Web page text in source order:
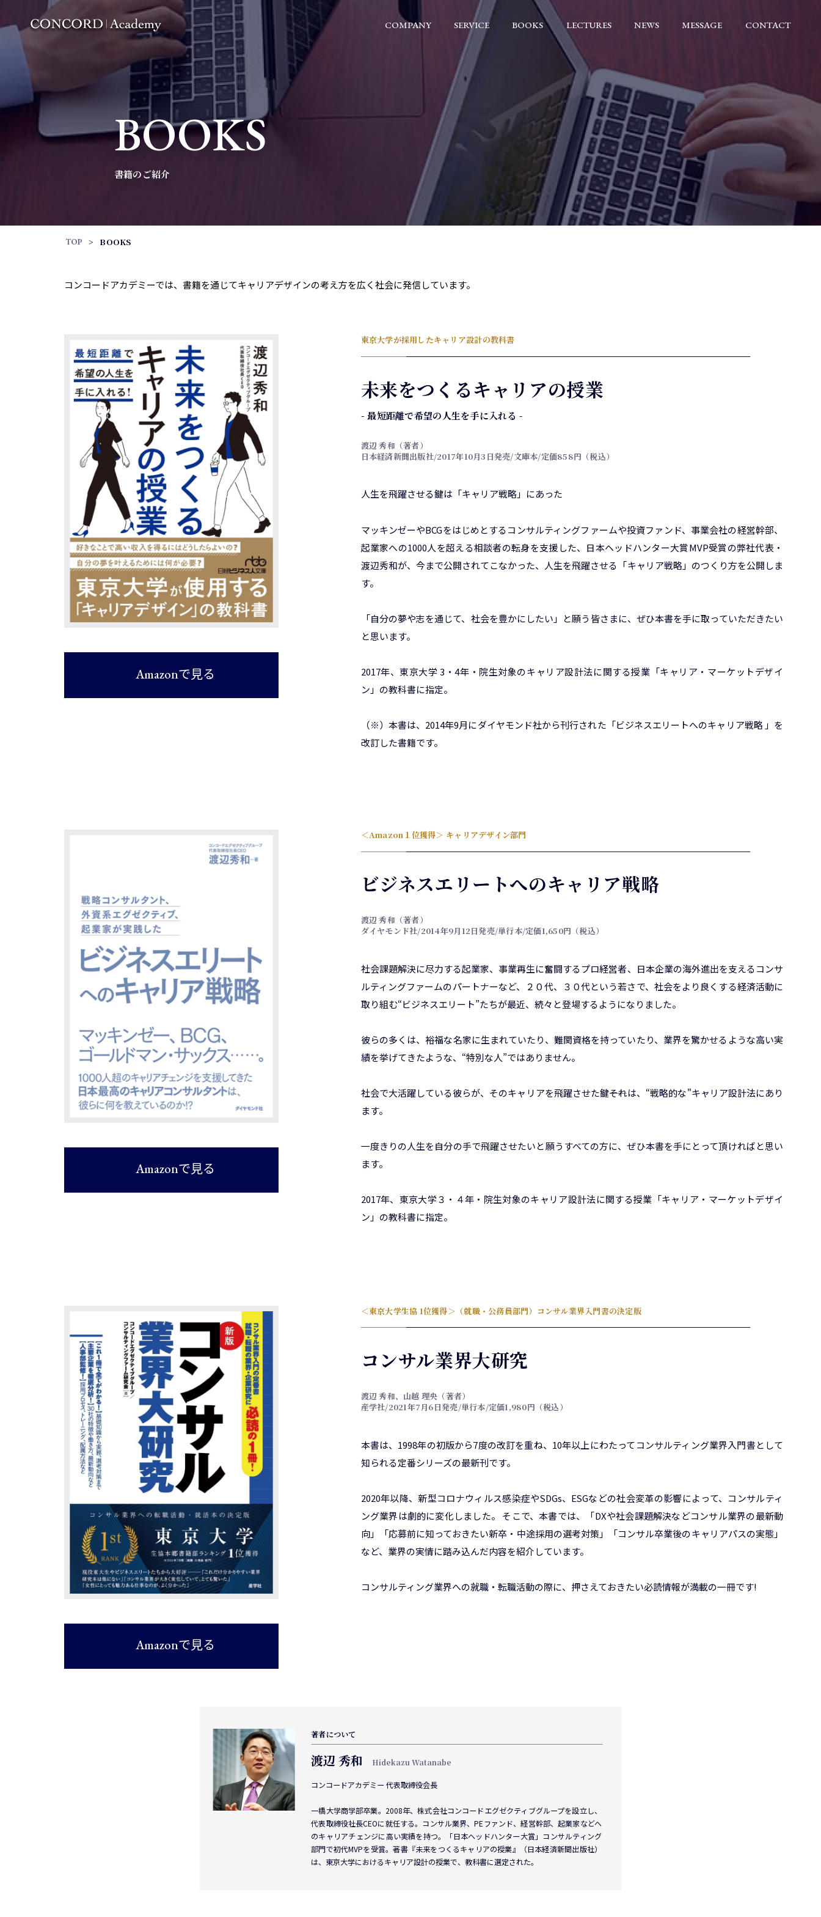
COMPANY SERVICE BOOKS LECTURES NEWS MESSAGE CONTACT
BOOKS
書籍のご紹介
TOP BOOKS
コンコードアカデミーでは、書籍を通じてキャリアデザインの考え方を広く社会に発信しています。
Amazonで見る
東京大学が採用したキャリア設計の教科書
未来をつくるキャリアの授業
- 最短距離で希望の人生を手に入れる -
渡辺 秀和（著者）
日本経済新聞出版社/2017年10月3日発売/文庫本/定価858円（税込）
人生を飛躍させる鍵は「キャリア戦略」にあった
マッキンゼーやBCGをはじめとするコンサルティングファームや投資ファンド、事業会社の経営幹部、
起業家への1000人を超える相談者の転身を支援した、日本ヘッドハンター大賞MVP受賞の弊社代表・
渡辺秀和が、今まで公開されてこなかった、人生を飛躍させる「キャリア戦略」のつくり方を公開しま
す。
「自分の夢や志を通じて、社会を豊かにしたい」と願う皆さまに、ぜひ本書を手に取っていただきたい
と思います。
2017年、東京大学 3・4年・院生対象のキャリア設計法に関する授業「キャリア・マーケットデザイ
ン」の教科書に指定。
（※）本書は、2014年9月にダイヤモンド社から刊行された「ビジネスエリートへのキャリア戦略 」を
改訂した書籍です。
Amazonで見る
＜Amazon１位獲得＞ キャリアデザイン部門
ビジネスエリートへのキャリア戦略
渡辺 秀和（著者）
ダイヤモンド社/2014年9月12日発売/単行本/定価1,650円（税込）
社会課題解決に尽力する起業家、事業再生に奮闘するプロ経営者、日本企業の海外進出を支えるコンサ
ルティングファームのパートナーなど、２０代、３０代という若さで、社会をより良くする経済活動に
取り組む“ビジネスエリート”たちが最近、続々と登場するようになりました。
彼らの多くは、裕福な名家に生まれていたり、難関資格を持っていたり、業界を驚かせるような高い実
績を挙げてきたような、“特別な人”ではありません。
社会で大活躍している彼らが、そのキャリアを飛躍させた鍵――それは、“戦略的な"キャリア設計法にあり
ます。
一度きりの人生を自分の手で飛躍させたいと願うすべての方に、ぜひ本書を手にとって頂ければと思い
ます。
2017年、東京大学３・４年・院生対象のキャリア設計法に関する授業「キャリア・マーケットデザイ
ン」の教科書に指定。
Amazonで見る
＜東京大学生協 1位獲得＞（就職・公務員部門）コンサル業界入門書の決定版
コンサル業界大研究
渡辺 秀和、山越 理央（著者）
産学社/2021年7月6日発売/単行本/定価1,980円（税込）
本書は、1998年の初版から7度の改訂を重ね、10年以上にわたってコンサルティング業界入門書として
知られる定番シリーズの最新刊です。
2020年以降、新型コロナウィルス感染症やSDGs、ESGなどの社会変革の影響によって、コンサルティ
ング業界は劇的に変化しました。 そこで、本書では、「DXや社会課題解決などコンサル業界の最新動
向」「応募前に知っておきたい新卒・中途採用の選考対策」「コンサル卒業後のキャリアパスの実態」
など、業界の実情に踏み込んだ内容を紹介しています。
コンサルティング業界への就職・転職活動の際に、押さえておきたい必読情報が満載の一冊です!
著者について
渡辺 秀和 Hidekazu Watanabe
コンコードアカデミー 代表取締役会長
一橋大学商学部卒業。2008年、株式会社コンコードエグゼクティブグループを設立し、
代表取締役社長CEOに就任する。コンサル業界、PEファンド、経営幹部、起業家などへ
のキャリアチェンジに高い実績を持つ。「日本ヘッドハンター大賞」コンサルティング
部門で初代MVPを受賞。著書『未来をつくるキャリアの授業』（日本経済新聞出版社）
は、東京大学におけるキャリア設計の授業で、教科書に選定された。